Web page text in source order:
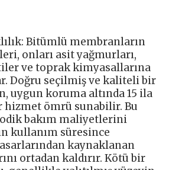
Bitümlü membranların
onları asit yağmurları,
ve toprak kimyasallarına
Doğru seçilmiş ve kaliteli bir
uygun koruma altında 15 ila
hizmet ömrü sunabilir. Bu
bakım maliyetlerini
kullanım süresince
kaynaklanan
ortadan kaldırır. Kötü bir